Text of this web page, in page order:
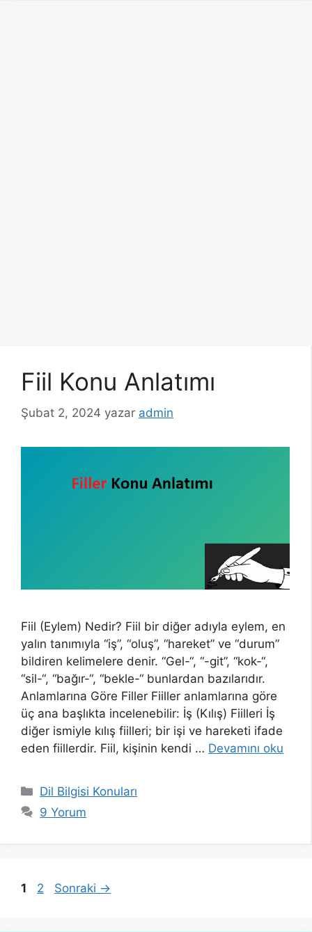
Fiil Konu Anlatımı
Şubat 2, 2024 yazar admin
Fiil (Eylem) Nedir? Fiil bir diğer adıyla eylem, en
yalın tanımıyla “iş”, “oluş”, “hareket” ve “durum”
bildiren kelimelere denir. “Gel-“, “-git”, “kok-“,
“sil-“, “bağır-“, “bekle-“ bunlardan bazılarıdır.
Anlamlarına Göre Filler Fiiller anlamlarına göre
üç ana başlıkta incelenebilir: İş (Kılış) Fiilleri İş
diğer ismiyle kılış fiilleri; bir işi ve hareketi ifade
eden fiillerdir. Fiil, kişinin kendi … Devamını oku
Kategoriler
Dil Bilgisi Konuları
9 Yorum
Sayfa
1 Sayfa
2 Sonraki →